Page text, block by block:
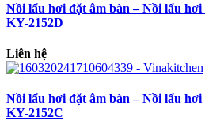
Nồi lẩu hơi đặt âm bàn – Nồi lẩu
KY-2152D
Liên hệ
Nồi lẩu hơi đặt âm bàn – Nồi lẩu
KY-2152C